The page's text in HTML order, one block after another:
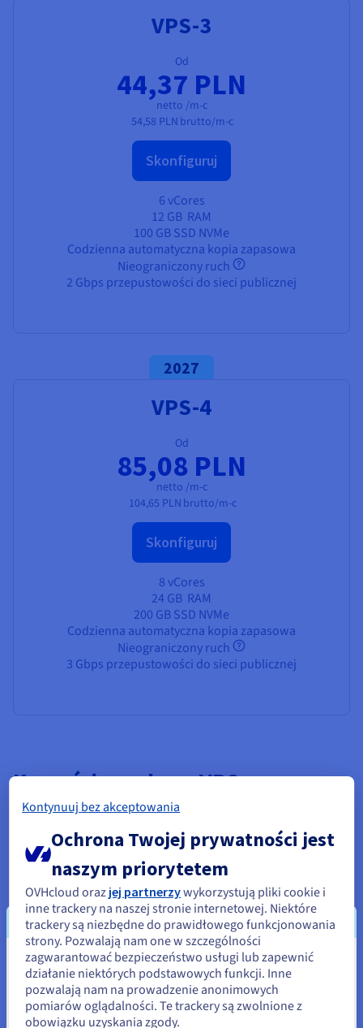
VPS-3
Od
44,37 PLN
netto /m-c
54,58 PLN brutto/m-c
Skonfiguruj
6 vCores
12 GB RAM
100 GB SSD NVMe
Codzienna automatyczna kopia zapasowa
Nieograniczony ruch
2 Gbps przepustowości do sieci publicznej
2027
VPS-4
Od
85,08 PLN
netto /m-c
104,65 PLN brutto/m-c
Skonfiguruj
8 vCores
24 GB RAM
200 GB SSD NVMe
Codzienna automatyczna kopia zapasowa
Nieograniczony ruch
3 Gbps przepustowości do sieci publicznej
Korzyści z wyboru VPS
hostowanego w Szwajcarii
Z VPS Szwajcaria OVHcloud otrzymujesz:
Ultra-niska latencja dzięki Strefom Lokalnym – Hosting
bezpośrednio w Szwajcarii (Zurych i Genewa) oznacza
szybszy dostęp dla szwajcarskich użytkowników i firm,
co skraca czasy odpowiedzi dla stron internetowych i
aplikacji.
Serwery o wysokiej wydajności – Ciesz się rdzeniami
CPU/vCPU Intel Xeon, skalowalną pamięcią RAM,
pamięcią NVMe SSD i stabilnymi obciążeniami z
SSD.
Wirtualizacja KVM –VPS KVM zapewnia, że każdy VPS
Wydaje się, że znajdujesz się w
Stany Zjednoczone
Jeśli chcesz złożyć zamówienie w Stany Zjednoczone, wyszukaj
Kontynuuj bez akceptowania
Ochrona Twojej prywatności jest
naszym priorytetem
OVHcloud oraz jej partnerzywykorzystują pliki cookie i
inne trackery na naszej stronie internetowej. Niektóre
trackery są niezbędne do prawidłowego funkcjonowania
strony. Pozwalają nam one w szczególności
zagwarantować bezpieczeństwo usługi lub zapewnić
działanie niektórych podstawowych funkcji. Inne
pozwalają nam na prowadzenie anonimowych
pomiarów oglądalności. Te trackery są zwolnione z
obowiązku uzyskania zgody.